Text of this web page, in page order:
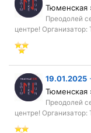
Тюменская
Преодолей
центре! Организатор:
19.01.2025
Тюменская
Преодолей
центре! Организатор: